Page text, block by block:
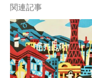
関連記事